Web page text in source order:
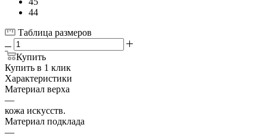
44
Таблица размеров
Купить
Купить в 1 клик
Характеристики
Материал верха
—
кожа искусств.
Материал подклада
—